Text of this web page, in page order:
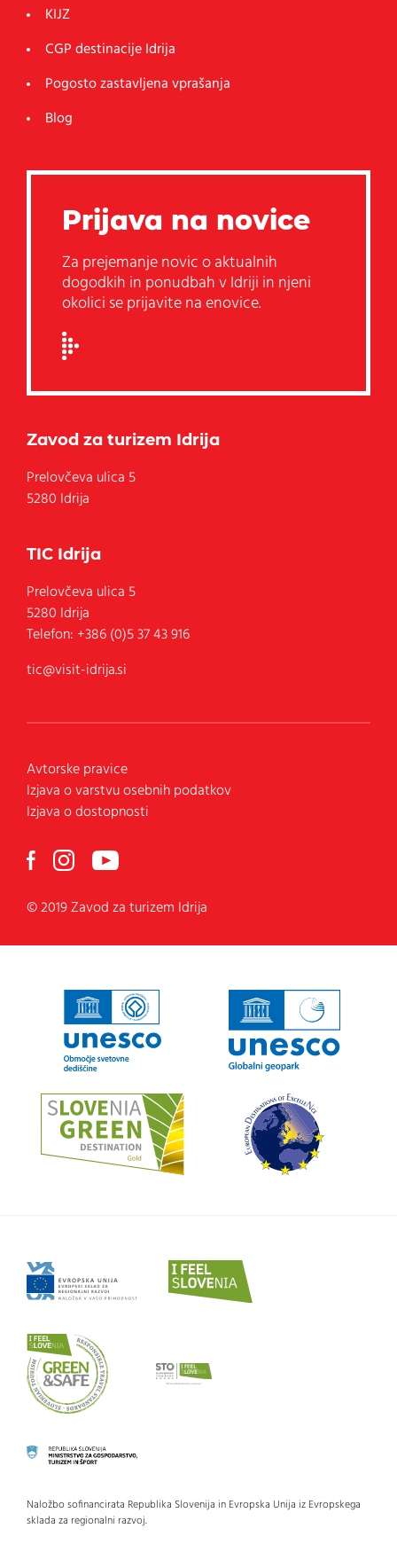
KIJZ
CGP destinacije Idrija
Pogosto zastavljena vprašanja
Blog
Prijava na novice
Za prejemanje novic o aktualnih
dogodkih in ponudbah v Idriji in njeni
okolici se prijavite na enovice.
Zavod za turizem Idrija
Prelovčeva ulica 5
5280 Idrija
TIC Idrija
Prelovčeva ulica 5
5280 Idrija
Telefon: +386 (0)5 37 43 916
tic@visit-idrija.si
Avtorske pravice
Izjava o varstvu osebnih podatkov
Izjava o dostopnosti
© 2019 Zavod za turizem Idrija
Naložbo sofinancirata Republika Slovenija in Evropska Unija iz Evropskega
sklada za regionalni razvoj.